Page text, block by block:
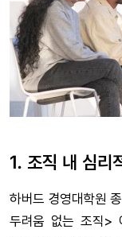
1. 조직 내 심리
하버드 경영대학원
두려움 없는 조직>